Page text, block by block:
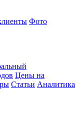
Фото
Цены на
Статьи Аналитика